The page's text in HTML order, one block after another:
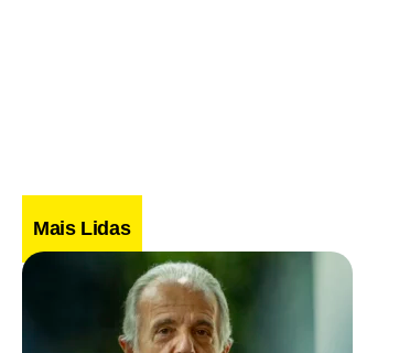
Mais Lidas